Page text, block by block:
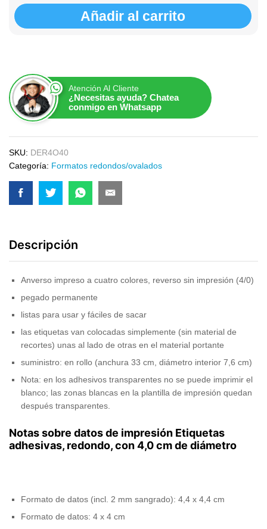
Añadir al carrito
Atención Al Cliente
¿Necesitas ayuda? Chatea
conmigo en Whatsapp
SKU: DER4O40
Categoría: Formatos redondos/ovalados
Descripción
Anverso impreso a cuatro colores, reverso sin impresión (4/0)
pegado permanente
listas para usar y fáciles de sacar
las etiquetas van colocadas simplemente (sin material de
recortes) unas al lado de otras en el material portante
suministro: en rollo (anchura 33 cm, diámetro interior 7,6 cm)
Nota: en los adhesivos transparentes no se puede imprimir el
blanco; las zonas blancas en la plantilla de impresión quedan
después transparentes.
Notas sobre datos de impresión Etiquetas
adhesivas, redondo, con 4,0 cm de diámetro
Formato de datos (incl. 2 mm sangrado): 4,4 x 4,4 cm
Formato de datos: 4 x 4 cm